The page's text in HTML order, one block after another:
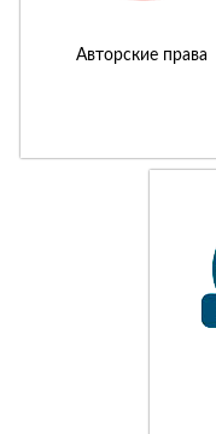
Авторские права